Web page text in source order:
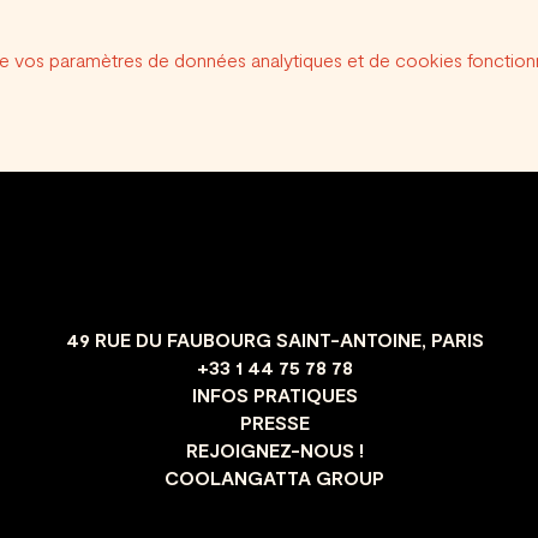
vos paramètres de données analytiques et de cookies
49 RUE DU FAUBOURG SAINT-ANTOINE, PARIS
+33 1 44 75 78 78
INFOS PRATIQUES
PRESSE
REJOIGNEZ-NOUS !
COOLANGATTA GROUP